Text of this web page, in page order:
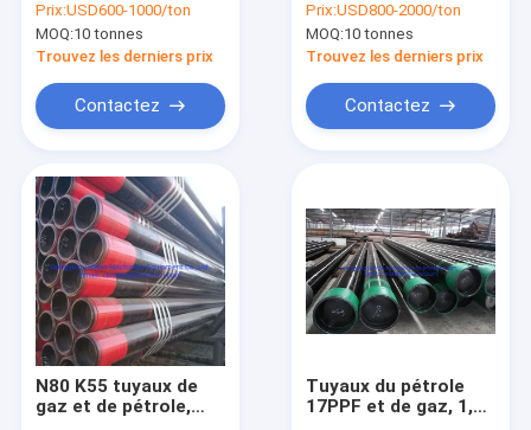
de la catégorie B
d'Astm A106
Prix:USD600-1000/ton
MOQ:10 tonnes
Trouvez les derniers prix
Contactez
gamme 2 API 5CT
tubes
Prix:USD800-2000/ton
MOQ:10 tonnes
Trouvez les derniers prix
Contactez
N80 K55 tuyaux de
gaz et de pétrole,
Tuyaux du pétrole
17PPF et de gaz, 1,05